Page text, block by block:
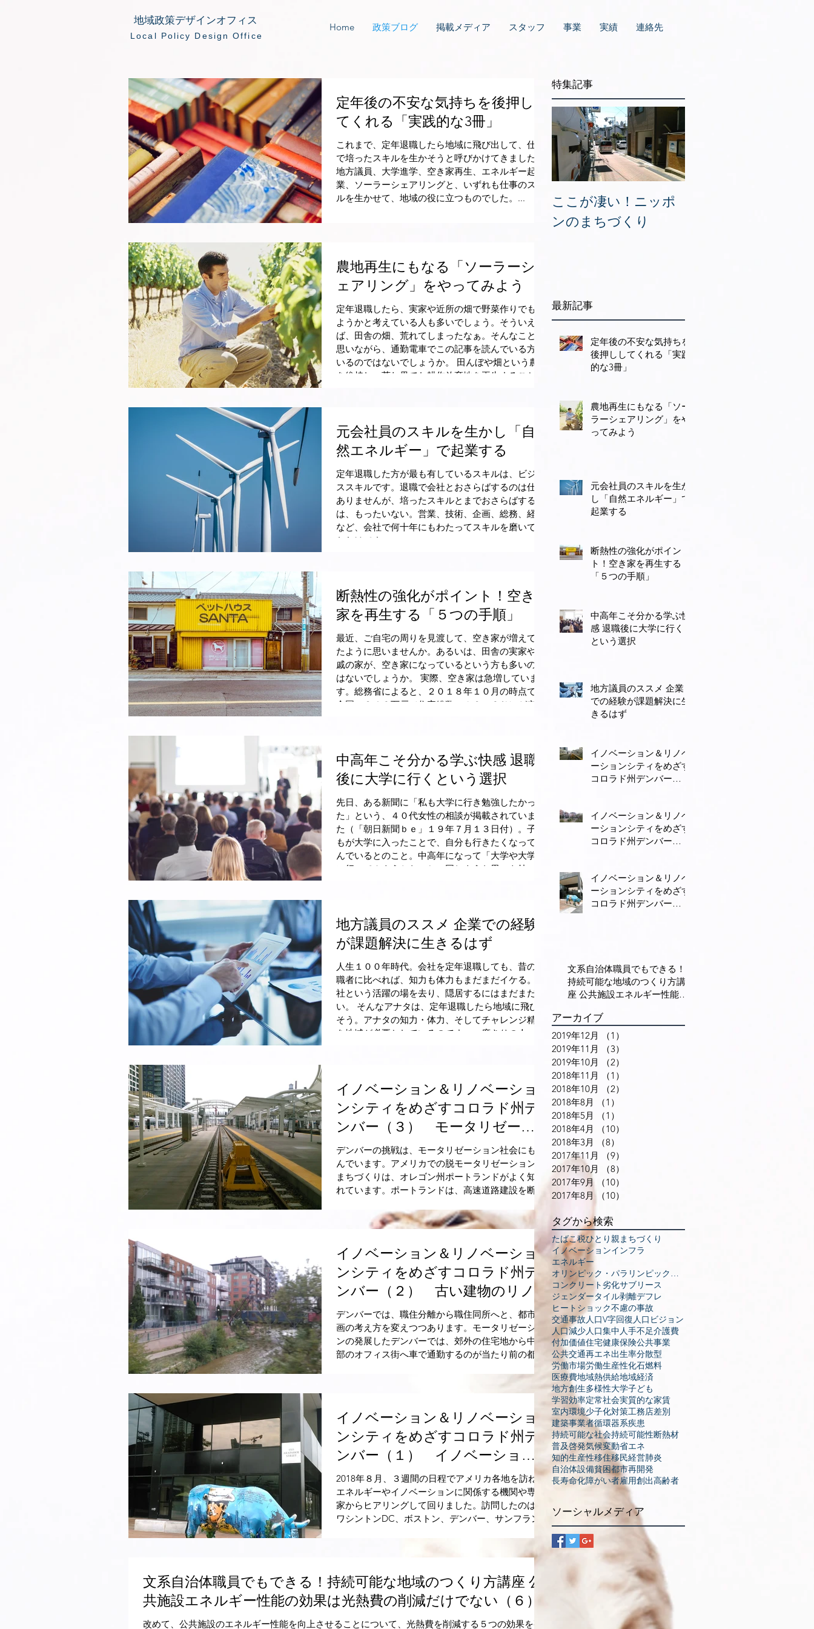
地域政策デザインオフィス
​Local Policy Design Office
Home 政策ブログ 掲載メディア スタッフ 事業 実績 連絡先
定年後の不安な気持ちを後押しし
てくれる「実践的な3冊」
これまで、定年退職したら地域に飛び出して、仕事
で培ったスキルを生かそうと呼びかけてきました。
地方議員、大学進学、空き家再生、エネルギー起
業、ソーラーシェアリングと、いずれも仕事のスキ
ルを生かせて、地域の役に立つものでした。...
農地再生にもなる「ソーラーシ
ェアリング」をやってみよう
定年退職したら、実家や近所の畑で野菜作りでもし
ようかと考えている人も多いでしょう。そういえ
ば、田舎の畑、荒れてしまったなぁ。そんなことを
思いながら、通勤電車でこの記事を読んでいる方も
いるのではないでしょうか。 田んぼや畑という農地
を維持し、荒れ果てた耕作放棄地を再生すること...
元会社員のスキルを生かし「自
然エネルギー」で起業する
定年退職した方が最も有しているスキルは、ビジネ
ススキルです。退職で会社とおさらばするのは仕方
ありませんが、培ったスキルとまでおさらばするの
は、もったいない。営業、技術、企画、総務、経理
など、会社で何十年にもわたってスキルを磨いてき
たわけです。...
断熱性の強化がポイント！空き
家を再生する「５つの手順」
最近、ご自宅の周りを見渡して、空き家が増えてき
たように思いませんか。あるいは、田舎の実家や親
戚の家が、空き家になっているという方も多いので
はないでしょうか。 実際、空き家は急増していま
す。総務省によると、２０１８年１０月の時点で、
全国の８４６万戸（住宅総数の１３・６％）が空...
中高年こそ分かる学ぶ快感 退職
後に大学に行くという選択
先日、ある新聞に「私も大学に行き勉強したかっ
た」という、４０代女性の相談が掲載されていまし
た（「朝日新聞ｂｅ」１９年７月１３日付）。子ど
もが大学に入ったことで、自分も行きたくなって悩
んでいるとのこと。中高年になって「大学や大学院
に行ってみようかな」と、同じような思いを持つ
地方議員のススメ 企業での経験
が課題解決に生きるはず
人生１００年時代。会社を定年退職しても、昔の退
職者に比べれば、知力も体力もまだまだイケる。会
社という活躍の場を去り、隠居するにはまだまだ早
い。 そんなアナタは、定年退職したら地域に飛び出
そう。アナタの知力・体力、そしてチャレンジ精神
を地域が必要としているのです。一度きりの人...
イノベーション＆リノベーショ
ンシティをめざすコロラド州デ
ンバー（３） モータリゼーシ
ョンから公共交通と自転車の街
へ変身
デンバーの挑戦は、モータリゼーション社会にも及
んでいます。アメリカでの脱モータリゼーションの
まちづくりは、オレゴン州ポートランドがよく知ら
れています。ポートランドは、高速道路建設を断念
を立て、公共交通を充実させてきました。これに...
イノベーション＆リノベーショ
ンシティをめざすコロラド州デ
ンバー（２） 古い建物のリノ
ベーションと集客施設の立地、街
中居住の促進で賑わいを生み出
す
デンバーでは、職住分離から職住同所へと、都市計
画の考え方を変えつつあります。モータリゼーショ
ンの発展したデンバーでは、郊外の住宅地から中心
部のオフィス街へ車で通勤するのが当たり前の都市
かし、近年は、中心部で積極的に集合住宅を整備...
イノベーション＆リノベーショ
ンシティをめざすコロラド州デ
ンバー（１） イノベーション
は科学技術の専売特許でなく、多
様な人々の交流が重要
2018年８月、３週間の日程でアメリカ各地を訪ね、
エネルギーやイノベーションに関係する機関や専門
家からヒアリングして回りました。訪問したのは、
ワシントンDC、ボストン、デンバー、サンフラン
文系自治体職員でもできる！持続可能な地域のつくり方講座 公
共施設エネルギー性能の効果は光熱費の削減だけでない（６）
改めて、公共施設のエネルギー性能を向上させることについて、光熱費を削減する５つの効果を整
特集記事
ここが凄い！ニッポ
ンのまちづくり
最新記事
定年後の不安な気持ちを
後押ししてくれる「実践
的な3冊」
農地再生にもなる「ソー
ラーシェアリング」をや
ってみよう
元会社員のスキルを生か
し「自然エネルギー」で
起業する
断熱性の強化がポイン
ト！空き家を再生する
「５つの手順」
中高年こそ分かる学ぶ快
感 退職後に大学に行く
という選択
地方議員のススメ 企業
での経験が課題解決に生
きるはず
イノベーション＆リノベ
ーションシティをめざす
コロラド州デンバー
車の街へ変身
イノベーション＆リノベ
ーションシティをめざす
コロラド州デンバー
立地、街中居住の促進で
賑わいを生み出す
イノベーション＆リノベ
ーションシティをめざす
コロラド州デンバー
文系自治体職員でもできる！
持続可能な地域のつくり方講
座 公共施設エネルギー性能の
い（６）
アーカイブ
2019年12月 （1）
2019年11月
（3）
2019年10月
（2）
2018年11月
（1）
2018年10月
（2）
2018年8月
（1）
2018年5月
（1）
2018年4月
（10）
2018年3月
（8）
2017年11月
（9）
2017年10月
（8）
2017年9月
（10）
2017年8月
（10）
タグから検索
たばこ税ひとり親まちづくり
イノベーションインフラ
エネルギー
オリンピック・パラリンピック東京大会
コンクリート劣化サブリース
ジェンダータイル剥離デフレ
ヒートショック不慮の事故
交通事故人口V字回復人口ビジョン
人口減少人口集中人手不足介護費
付加価値住宅健康保険公共事業
公共交通再エネ出生率分散型
労働市場労働生産性化石燃料
医療費地域熱供給地域経済
地方創生多様性大学子ども
学習効率定常社会実質的な家賃
室内環境少子化対策工務店差別
建築事業者循環器系疾患
持続可能な社会持続可能性断熱材
普及啓発気候変動省エネ
知的生産性移住移民経営肺炎
自治体設備貧困都市再開発
長寿命化障がい者雇用創出高齢者
ソーシャルメディア